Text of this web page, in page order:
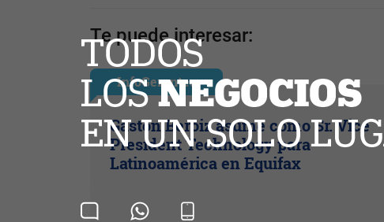
Te puede interesar:
InfoGerentes
Gastón Beroiz asume como Sr. Vice
President Technology para
Latinoamérica en Equifax